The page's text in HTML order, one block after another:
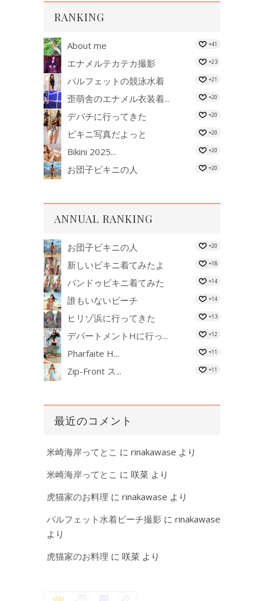
RANKING
About me +41
エナメルテカテカ撮影 +23
パルフェットの競泳水着 +21
歪萌舎のエナメル衣装着... +20
デパチに行ってきた +20
ビキニ写真だよっと +20
Bikini 2025... +20
お団子ビキニの人 +20
ANNUAL RANKING
お団子ビキニの人 +20
新しいビキニ着てみたよ +18
バンドゥビキニ着てみた +14
誰もいないビーチ +14
ヒリゾ浜に行ってきた +13
デパートメントHに行っ... +12
Pharfaite H... +11
Zip-Front ス... +11
最近のコメント
米崎海岸ってとこ に rinakawase より
米崎海岸ってとこ に 咲菜 より
虎猫家のお料理 に rinakawase より
パルフェット水着ビーチ撮影 に rinakawase
より
虎猫家のお料理 に 咲菜 より